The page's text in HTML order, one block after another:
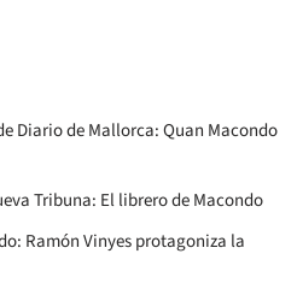
Diario de Mallorca: Quan Macondo
Tribuna: El librero de Macondo
Ramón Vinyes protagoniza la